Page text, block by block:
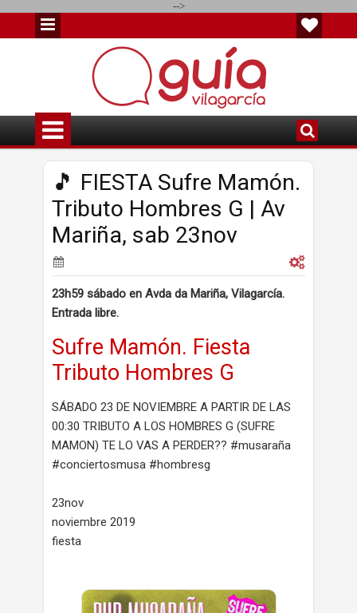
-->
🎵 FIESTA Sufre Mamón.
Tributo Hombres G | Av
Mariña, sab 23nov
23h59 sábado en Avda da Mariña, Vilagarcía.
Entrada libre.
Sufre Mamón. Fiesta
Tributo Hombres G
SÁBADO 23 DE NOVIEMBRE A PARTIR DE LAS
00:30 TRIBUTO A LOS HOMBRES G (SUFRE
MAMON) TE LO VAS A PERDER?? #musaraña
#conciertosmusa #hombresg
23nov
noviembre 2019
fiesta